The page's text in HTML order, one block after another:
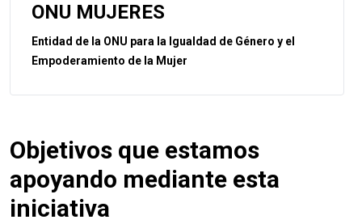
ONU MUJERES
Entidad de la ONU para la Igualdad de Género y el
Empoderamiento de la Mujer
Objetivos que estamos
apoyando mediante esta
iniciativa